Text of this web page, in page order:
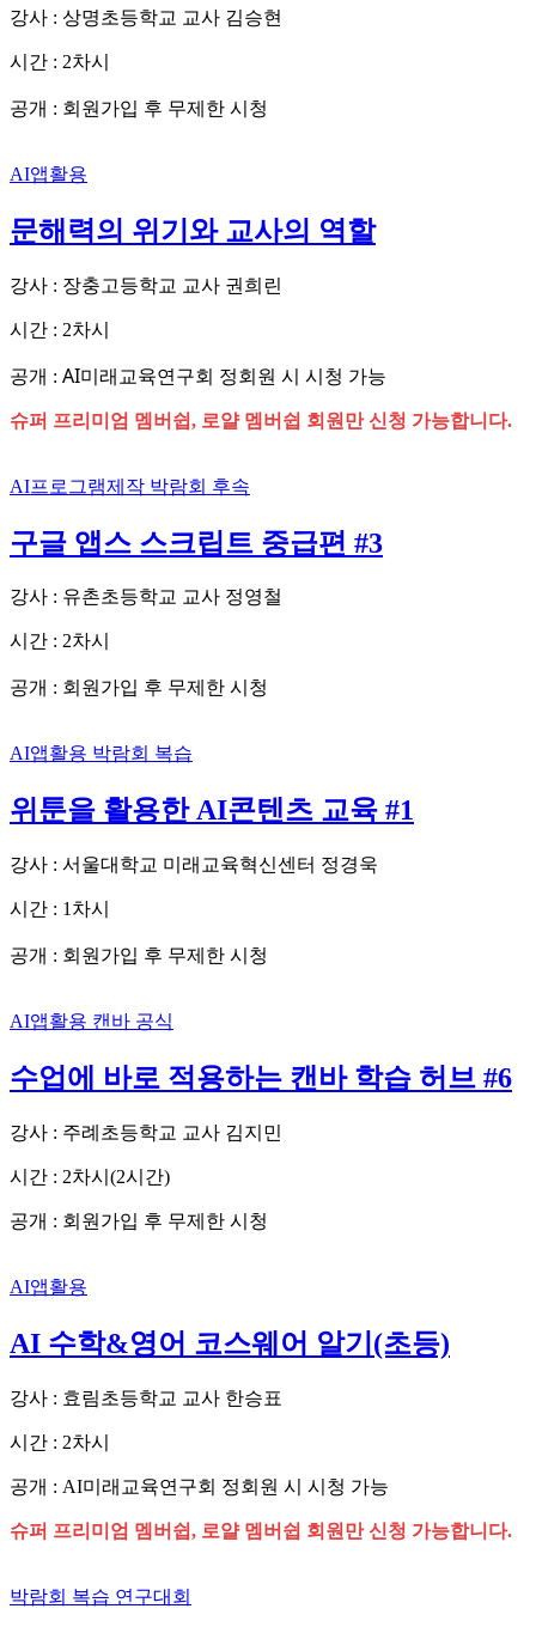
강사 : 상명초등학교 교사 김승현
시간 : 2차시
공개 : 회원가입 후 무제한 시청
AI앱활용
문해력의 위기와 교사의 역할
강사 : 장충고등학교 교사 권희린
시간 : 2차시
공개 : AI미래교육연구회 정회원 시 시청 가능
슈퍼 프리미엄 멤버쉽, 로얄 멤버쉽 회원만 신청 가능합니다.
AI프로그램제작 박람회 후속
구글 앱스 스크립트 중급편 #3
강사 : 유촌초등학교 교사 정영철
시간 : 2차시
공개 : 회원가입 후 무제한 시청
AI앱활용 박람회 복습
위툰을 활용한 AI콘텐츠 교육 #1
강사 : 서울대학교 미래교육혁신센터 정경욱
시간 : 1차시
공개 : 회원가입 후 무제한 시청
AI앱활용 캔바 공식
수업에 바로 적용하는 캔바 학습 허브 #6
강사 : 주례초등학교 교사 김지민
시간 : 2차시(2시간)
공개 : 회원가입 후 무제한 시청
AI앱활용
AI 수학&영어 코스웨어 알기(초등)
강사 : 효림초등학교 교사 한승표
시간 : 2차시
공개 : AI미래교육연구회 정회원 시 시청 가능
슈퍼 프리미엄 멤버쉽, 로얄 멤버쉽 회원만 신청 가능합니다.
박람회 복습 연구대회